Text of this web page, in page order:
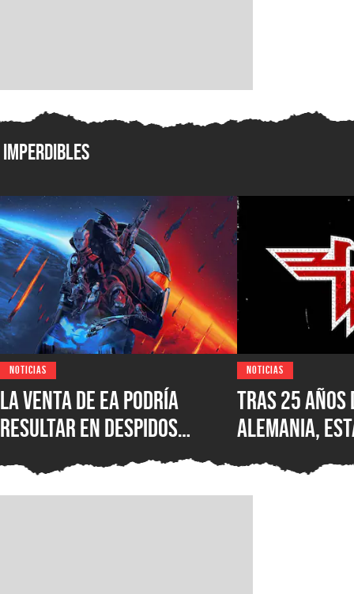
Imperdibles
NOTICIAS
La venta de EA podría
resultar en despidos
masivos y la venta de
estudios como BioWare,
NOTICIAS
Tras 25 años
Alemania,
disponible